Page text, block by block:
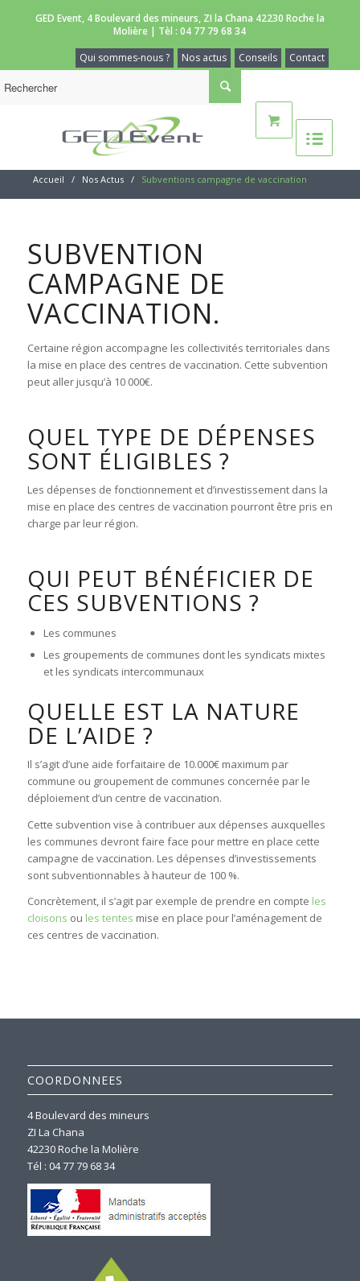
GED Event, 4 Boulevard des mineurs, ZI la Chana 42230 Roche la
Molière | Tèl :04 77 79 68 34
Contact
Conseils
Nos actus
Qui sommes-nous ?
Accueil / Nos Actus / Subventions campagne de vaccination
SUBVENTION
CAMPAGNE DE
VACCINATION.
Certaine région accompagne les collectivités territoriales dans
la mise en place des centres de vaccination. Cette subvention
peut aller jusqu’à 10 000€.
QUEL TYPE DE DÉPENSES
SONT ÉLIGIBLES ?
Les dépenses de fonctionnement et d’investissement dans la
mise en place des centres de vaccination pourront être pris en
charge par leur région.
QUI PEUT BÉNÉFICIER DE
CES SUBVENTIONS ?
Les communes
Les groupements de communes dont les syndicats mixtes
et les syndicats intercommunaux
QUELLE EST LA NATURE
DE L’AIDE ?
Il s’agit d’une aide forfaitaire de 10.000€ maximum par
commune ou groupement de communes concernée par le
déploiement d’un centre de vaccination.
Cette subvention vise à contribuer aux dépenses auxquelles
les communes devront faire face pour mettre en place cette
campagne de vaccination. Les dépenses d’investissements
sont subventionnables à hauteur de 100 %.
Concrètement, il s’agit par exemple de prendre en compte les
cloisons ou les tentes mise en place pour l’aménagement de
ces centres de vaccination.
COORDONNEES
4 Boulevard des mineurs
ZI La Chana
42230 Roche la Molière
Tél : 04 77 79 68 34